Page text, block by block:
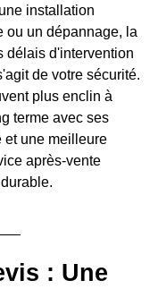
installation
ou un dépannage, la
délais d'intervention
de votre sécurité.
plus enclin à
terme avec ses
et une meilleure
après-vente
: Une